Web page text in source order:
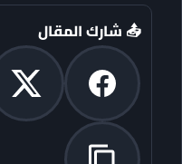
📤 شارك المقال